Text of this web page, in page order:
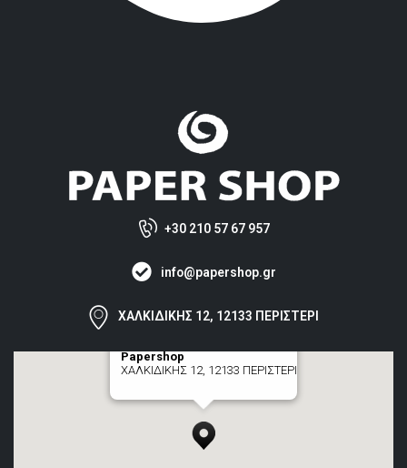
+30 210 57 67 957
info@papershop.gr
ΧΑΛΚΙΔΙΚΗΣ 12, 12133 ΠΕΡΙΣΤΕΡΙ
Papershop
ΧΑΛΚΙΔΙΚΗΣ 12, 12133 ΠΕΡΙΣΤΕΡΙ